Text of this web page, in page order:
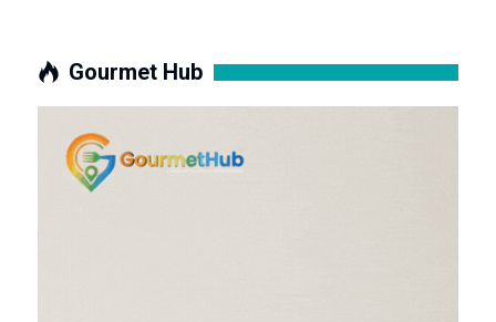
Gourmet Hub